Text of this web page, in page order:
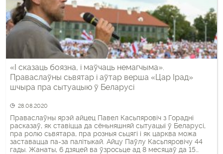
«І сказаць боязна, і маўчаць немагчыма».
Праваслаўны сьвятар і аўтар верша «Цар Ірад»
шчыра пра сытуацыю ў Беларусі
28.08.2020
Праваслаўны ярэй айцец Павел Касьпяровіч з Горадні
расказаў, як ставіцца да сёньняшняй сытуацыі ў Беларусі,
пра ролю сьвятара, пра розныя сьцягі і як царква можа
заставацца па-за палітыкай. Айцу Паўлу Касьпяровічу 44
гады. Жанаты, 6 дзяцей ва ўзросьце ад 8 месяцаў да 15